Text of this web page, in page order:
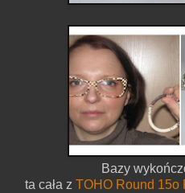
Bazy
ta cała z TOHO Round 15o